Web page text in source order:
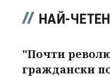
НАЙ-
"Почти
граждански